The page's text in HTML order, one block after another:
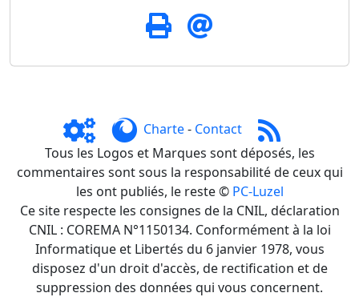
Charte- Contact
Tous les Logos et Marques sont déposés, les
commentaires sont sous la responsabilité de ceux qui
les ont publiés, le reste © PC-Luzel
Ce site respecte les consignes de la CNIL, déclaration
CNIL : COREMA N°1150134. Conformément à la loi
Informatique et Libertés du 6 janvier 1978, vous
disposez d'un droit d'accès, de rectification et de
suppression des données qui vous concernent.